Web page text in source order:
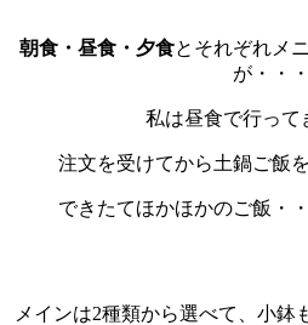
朝食・昼食・夕食とそれぞれメ
が・・・
私は昼食で行って
注文を受けてから土鍋ご飯
できたてほかほかのご飯・
メインは2種類から選べて、小鉢